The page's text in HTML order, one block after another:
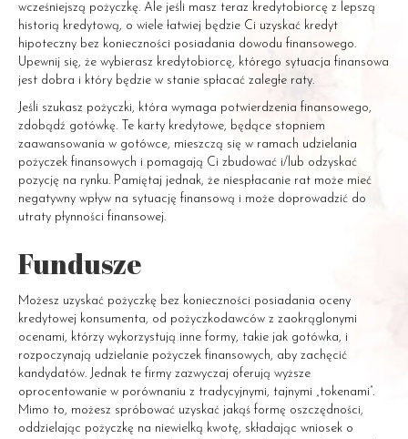
wcześniejszą pożyczkę. Ale jeśli masz teraz kredytobiorcę z lepszą
historią kredytową, o wiele łatwiej będzie Ci uzyskać kredyt
hipoteczny bez konieczności posiadania dowodu finansowego.
Upewnij się, że wybierasz kredytobiorcę, którego sytuacja finansowa
jest dobra i który będzie w stanie spłacać zaległe raty.
Jeśli szukasz pożyczki, która wymaga potwierdzenia finansowego,
zdobądź gotówkę. Te karty kredytowe, będące stopniem
zaawansowania w gotówce, mieszczą się w ramach udzielania
pożyczek finansowych i pomagają Ci zbudować i/lub odzyskać
pozycję na rynku. Pamiętaj jednak, że niespłacanie rat może mieć
negatywny wpływ na sytuację finansową i może doprowadzić do
utraty płynności finansowej.
Fundusze
Możesz uzyskać pożyczkę bez konieczności posiadania oceny
kredytowej konsumenta, od pożyczkodawców z zaokrąglonymi
ocenami, którzy wykorzystują inne formy, takie jak gotówka, i
rozpoczynają udzielanie pożyczek finansowych, aby zachęcić
kandydatów. Jednak te firmy zazwyczaj oferują wyższe
oprocentowanie w porównaniu z tradycyjnymi, tajnymi „tokenami”.
Mimo to, możesz spróbować uzyskać jakąś formę oszczędności,
oddzielając pożyczkę na niewielką kwotę, składając wniosek o